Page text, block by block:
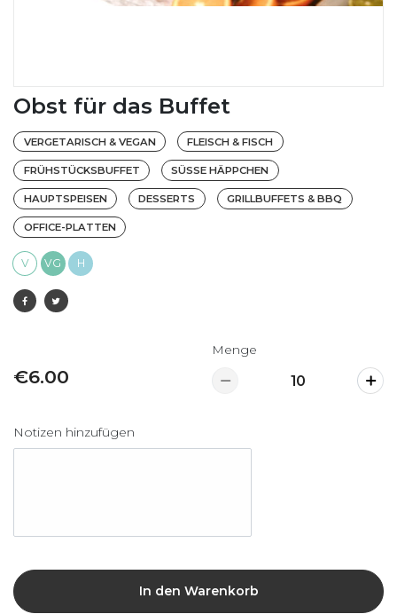
Obst für das Buffet
VERGETARISCH & VEGAN FLEISCH & FISCH
FRÜHSTÜCKSBUFFET SÜSSE HÄPPCHEN
HAUPTSPEISEN DESSERTS GRILLBUFFETS & BBQ
OFFICE-PLATTEN
V VG H
€6.00
Menge
Notizen hinzufügen
In den Warenkorb